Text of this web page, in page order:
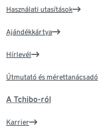
Használati utasítások
Ajándékkártya
Hírlevél
Útmutató és mérettanácsadó
A Tchibo-ról
Karrier